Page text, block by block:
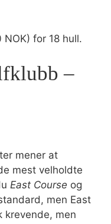
NOK) for 18 hull.
–
mener at
mest velholdte
East Course og
men East
krevende, men